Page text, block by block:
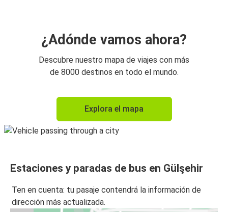
¿Adónde vamos ahora?
Descubre nuestro mapa de viajes con más
de 8000 destinos en todo el mundo.
Explora el mapa
Estaciones y paradas de bus en Gülşehir
Ten en cuenta: tu pasaje contendrá la información de
dirección más actualizada.